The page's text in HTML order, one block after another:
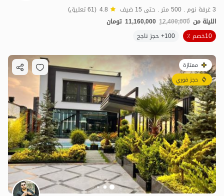
3 غرفة نوم . 500 متر . حتى 15 ضيف 4.8 (61 تعليق)
الليلة من 12,400,000
11,160,000 تومان
10خصم ٪
100+ حجز ناجح
ممتازة
حجز فوري